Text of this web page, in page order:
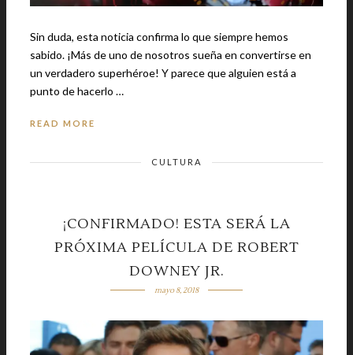
Sin duda, esta noticia confirma lo que siempre hemos
sabido. ¡Más de uno de nosotros sueña en convertirse en
un verdadero superhéroe! Y parece que alguien está a
punto de hacerlo …
READ MORE
CULTURA
¡CONFIRMADO! ESTA SERÁ LA
PRÓXIMA PELÍCULA DE ROBERT
DOWNEY JR.
mayo 8, 2018